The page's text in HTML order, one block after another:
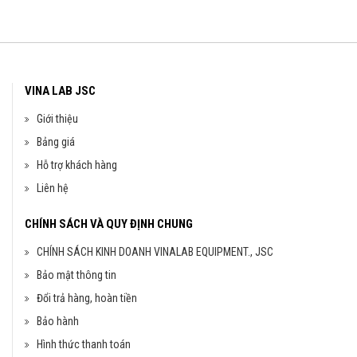
VINA LAB JSC
Giới thiệu
Bảng giá
Hỗ trợ khách hàng
Liên hệ
CHÍNH SÁCH VÀ QUY ĐỊNH CHUNG
CHÍNH SÁCH KINH DOANH VINALAB EQUIPMENT., JSC
Bảo mật thông tin
Đổi trả hàng, hoàn tiền
Bảo hành
Hình thức thanh toán